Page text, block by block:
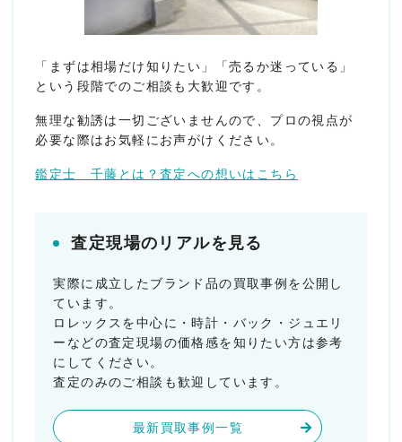
「まずは相場だけ知りたい」「売るか迷っている」
という段階でのご相談も大歓迎です。
無理な勧誘は一切ございませんので、プロの視点が
必要な際はお気軽にお声がけください。
鑑定士 千藤とは？査定への想いはこちら
査定現場のリアルを見る
実際に成立したブランド品の買取事例を公開し
ています。
ロレックスを中心に・時計・バック・ジュエリ
ーなどの査定現場の価格感を知りたい方は参考
にしてください。
査定のみのご相談も歓迎しています。
最新買取事例一覧